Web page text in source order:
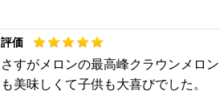
さすがメロンの最高峰クラウンメロ
も美味しくて子供も大喜びでした。